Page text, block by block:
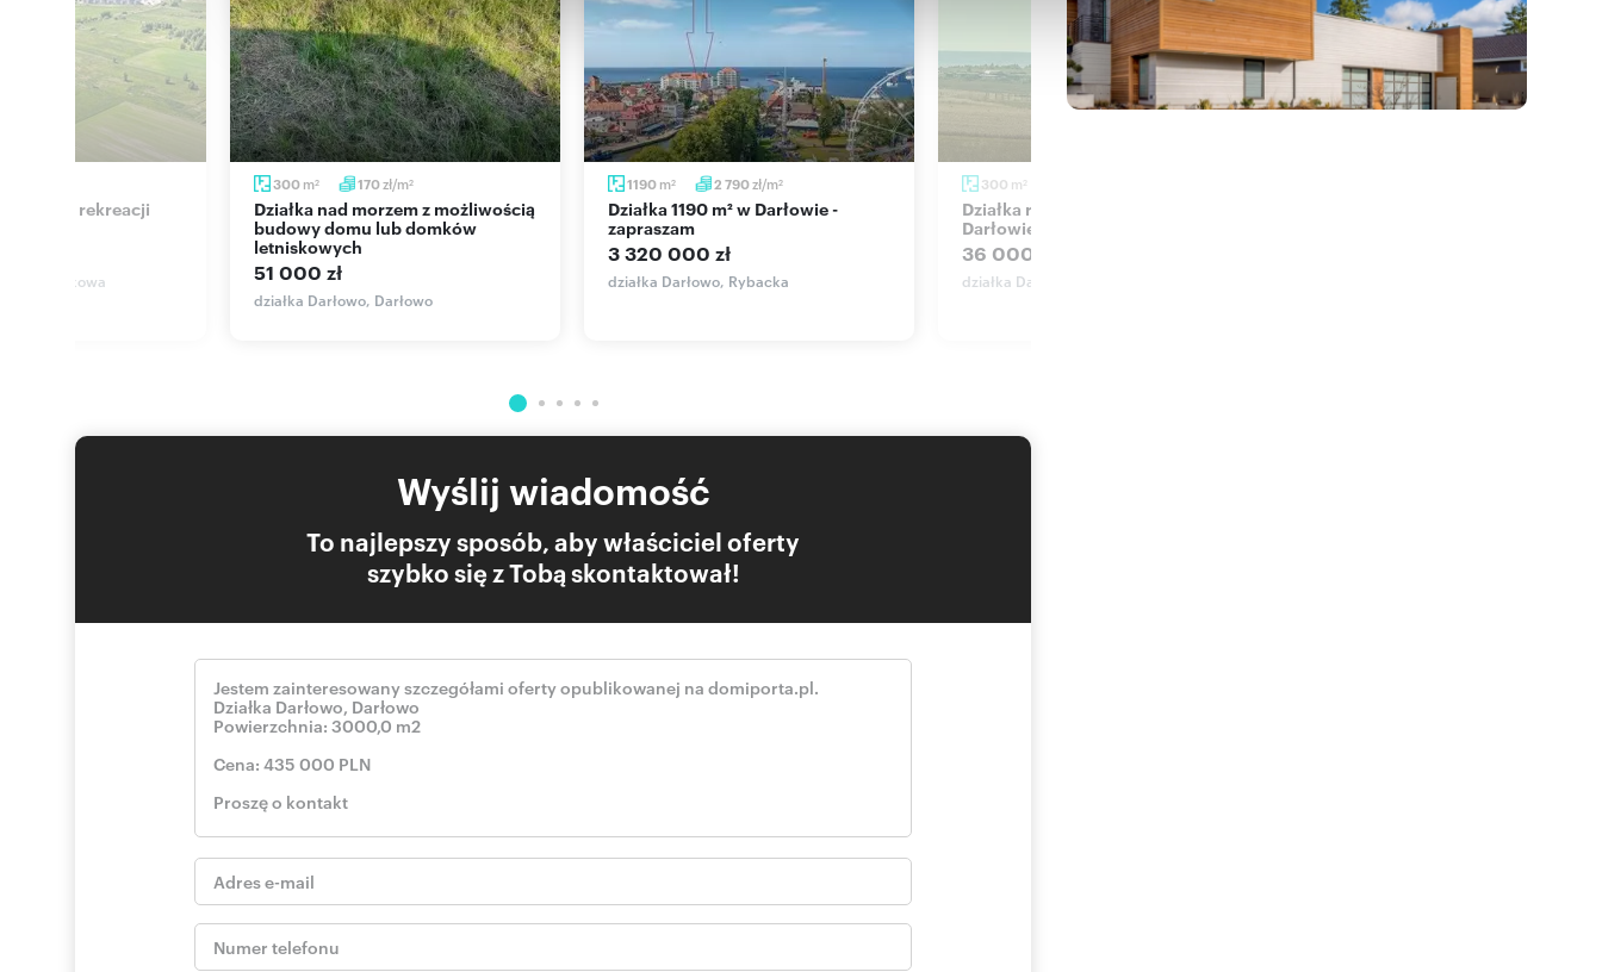
Poziomkowa
300 m2 170zł/m2
Działka nad morzem z możliwością
budowy domu lub domków
letniskowych
51 000 zł
działka Darłowo, Darłowo
1190 m2 2 790zł/m2
Działka 1190 m² w Darłowie -
zapraszam
3 320 000 zł
działka Darłowo, Rybacka
300 m 2
Działka rolna nad morzem w
Darłowie – 300 m², raty
36 000 zł
działka Darłowo, Darłowo
Wyślij wiadomość
To najlepszy sposób, aby właściciel oferty
szybko się z Tobą skontaktował!